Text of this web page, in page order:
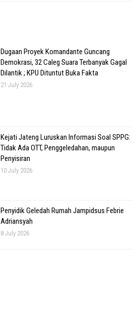
Dugaan Proyek Komandante Guncang
Demokrasi, 32 Caleg Suara Terbanyak Gagal
Dilantik ; KPU Dituntut Buka Fakta
21 July 2026
Kejati Jateng Luruskan Informasi Soal SPPG:
Tidak Ada OTT, Penggeledahan, maupun
Penyisiran
10 July 2026
Penyidik Geledah Rumah Jampidsus Febrie
Adriansyah
8 July 2026